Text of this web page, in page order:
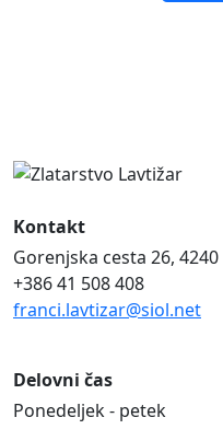
Kontakt
Gorenjska cesta 26,
+386 41 508 408
franci.lavtizar@siol.net
Delovni čas
Ponedeljek - petek